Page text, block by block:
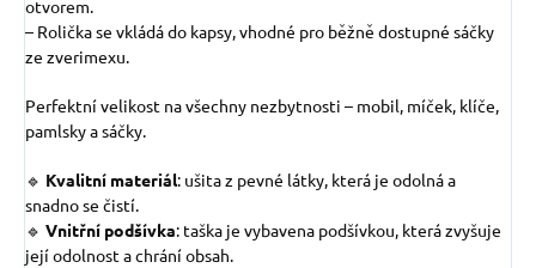
otvorem.
– Rolička se vkládá do kapsy, vhodné pro běžně dostupné sáčky
ze zverimexu.
Perfektní velikost na všechny nezbytnosti – mobil, míček, klíče,
pamlsky a sáčky.
🔹 Kvalitní materiál: ušita z pevné látky, která je odolná a
snadno se čistí.
🔹 Vnitřní podšívka: taška je vybavena podšívkou, která zvyšuje
její odolnost a chrání obsah.